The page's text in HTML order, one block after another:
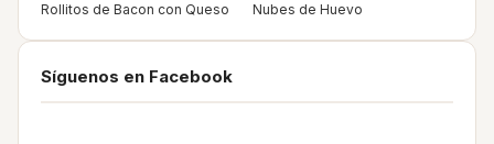
Rollitos de Bacon con Queso Nubes de Huevo
Síguenos en Facebook